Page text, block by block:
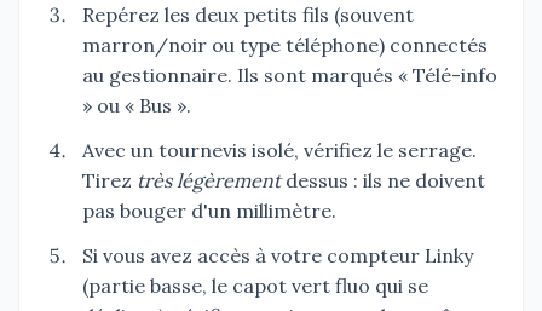
Repérez les deux petits fils (souvent
marron/noir ou type téléphone) connectés
au gestionnaire. Ils sont marqués « Télé-info
» ou « Bus ».
Avec un tournevis isolé, vérifiez le serrage.
Tirez très légèrementdessus : ils ne doivent
pas bouger d'un millimètre.
Si vous avez accès à votre compteur Linky
(partie basse, le capot vert fluo qui se